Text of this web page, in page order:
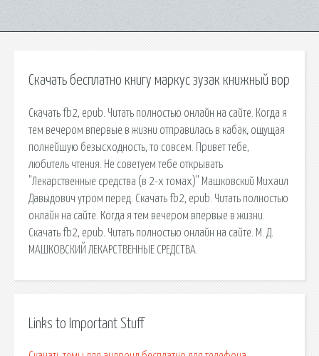
Скачать бесплатно книгу маркус зузак книжный вор
Скачать fb2, epub. Читать полностью онлайн на сайте. Когда я
тем вечером впервые в жизни отправилась в кабак, ощущая
полнейшую безысходность, то совсем. Привет тебе,
любитель чтения. Не советуем тебе открывать
"Лекарственные средства (в 2-х томах)" Машковский Михаил
Давыдович утром перед. Скачать fb2, epub. Читать полностью
онлайн на сайте. Когда я тем вечером впервые в жизни.
Скачать fb2, epub. Читать полностью онлайн на сайте. М. Д.
МАШКОВСКИЙ ЛЕКАРСТВЕННЫЕ СРЕДСТВА.
Links to Important Stuff